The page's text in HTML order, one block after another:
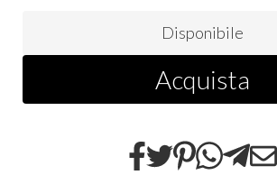
Disponibile
Acquista